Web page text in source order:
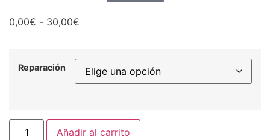
0,00€ - 30,00€
Reparación
Añadir al carrito